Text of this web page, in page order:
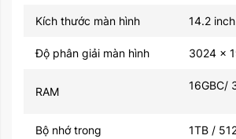
Kích thước màn hình 14.2 inch
Độ phân giải màn hình 3024 x
RAM 16GBC/
Bộ nhớ trong 1TB /